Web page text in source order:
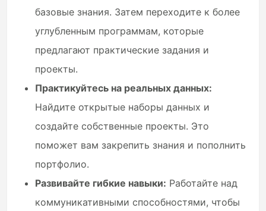
базовые знания. Затем переходите к более
углубленным программам, которые
предлагают практические задания и
проекты.
Практикуйтесь на реальных данных:
Найдите открытые наборы данных и
создайте собственные проекты. Это
поможет вам закрепить знания и пополнить
портфолио.
Развивайте гибкие навыки: Работайте над
коммуникативными способностями, чтобы